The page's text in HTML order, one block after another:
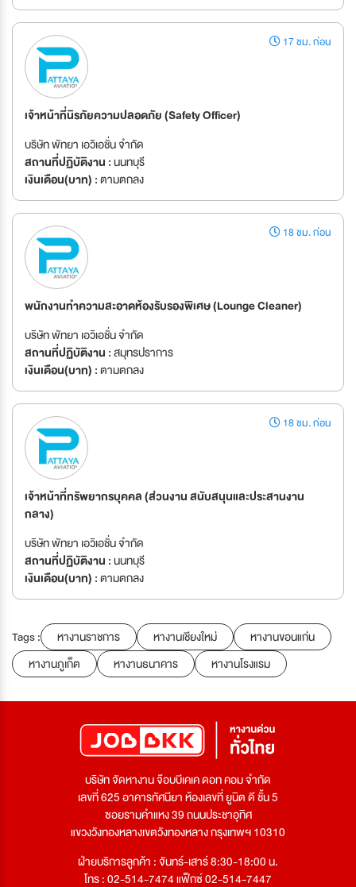
17 ชม. ก่อน
เจาหนาที่นิรภัยความปลอดภัย (Safety Officer)
บริษัท พัทยา เอวิเอชั่น จำกัด
สถานที่ปฏิบัติงาน :นนทบุรี
เงินเดือน(บาท) :ตามตกลง
18 ชม. ก่อน
พนักงานทำความสะอาดห้องรับรองพิเศษ (Lounge Cleaner)
บริษัท พัทยา เอวิเอชั่น จำกัด
สถานที่ปฏิบัติงาน :สมุทรปราการ
เงินเดือน(บาท) :ตามตกลง
18 ชม. ก่อน
เจ้าหน้าที่ทรัพยากรบุคคล (ส่วนงาน สนับสนุนและประสานงาน
กลาง)
บริษัท พัทยา เอวิเอชั่น จำกัด
สถานที่ปฏิบัติงาน :นนทบุรี
เงินเดือน(บาท) :ตามตกลง
Tags : หางานราชการ หางานเชียงใหม่
หางานขอนแก่น
หางานภูเก็ต
หางานธนาคาร หางานโรงแรม
บริษัท จัดหางาน จ๊อบบีเคเค ดอท คอม จำกัด
เลขที่ 625 อาคารทัศนียา ห้องเลขที่ ยูนิต ดี ชั้น 5
ซอยรามคำแหง 39 ถนนประชาอุทิศ
แขวงวังทองหลางเขตวังทองหลาง กรุงเทพฯ 10310
ฝ่ายบริการลูกค้า : จันทร์-เสาร์ 8:30-18:00 น.
โทร : 02-514-7474 แฟ็กซ์ 02-514-7447